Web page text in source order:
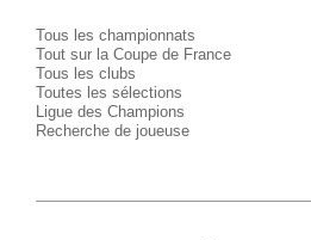
Tous les championnats
Tout sur la Coupe de France
Tous les clubs
Toutes les sélections
Ligue des Champions
Recherche de joueuse